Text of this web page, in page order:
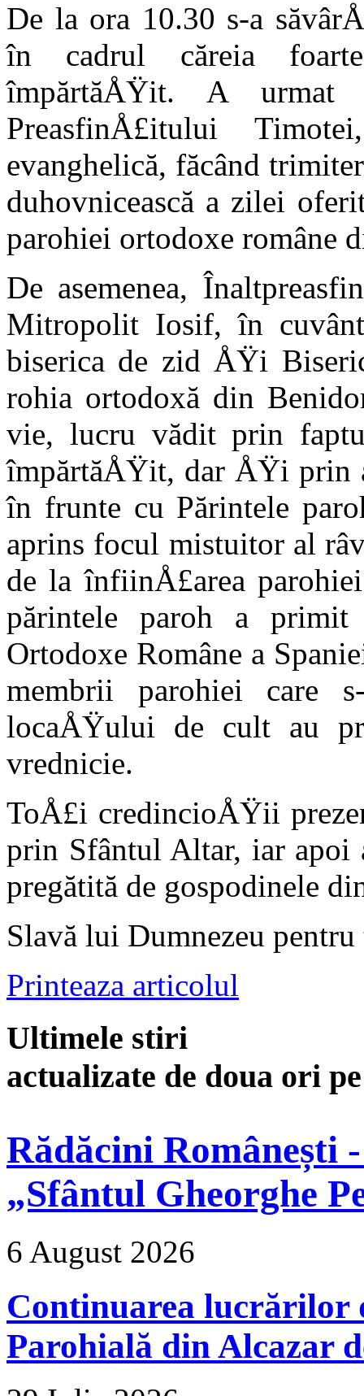
De la ora 10.30 s-a
în cadrul căreia
împărtăÅŸit. A urmat
PreasfinÅ£itului
evanghelică, făcând
duhovnicească a zilei
parohiei ortodoxe ro­mâne
De asemenea,
Mitropolit Iosif, în
biserica de zid ÅŸi
rohia ortodoxă din
vie, lucru vădit prin
împărtăÅŸit, dar ÅŸi prin
în frun­te cu Părintele
aprins focul mistuitor al
de la înfiinÅ£area
părin­tele paroh a primit
Ortodoxe Române a
membrii parohiei care
locaÅŸu­lui de cult au
vrednicie.
ToÅ£i credincioÅŸii
prin Sfântul Altar, iar apoi
pregătită de gospodinele
Slavă lui Dumnezeu pentru
Printeaza articolul
Ultimele stiri
actualizate de doua ori
Rădăcini Românești
„Sfântul Gheorghe
6 August 2026
Continuarea lucrărilor
Parohială din Alcazar